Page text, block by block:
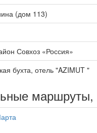
(дом 113)
Совхоз «Россия»
бухта, отель "AZIMUT "
маршруты,